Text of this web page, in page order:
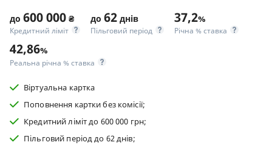
до 600 000 ₴
Кредитний ліміт
до 62 днів
Пільговий період
37,2%
Річна % ставка
42,86%
Реальна річна % ставка
Віртуальна картка
Поповнення картки без комісії;
Кредитний ліміт до 600 000 грн;
Пільговий період до 62 днів;